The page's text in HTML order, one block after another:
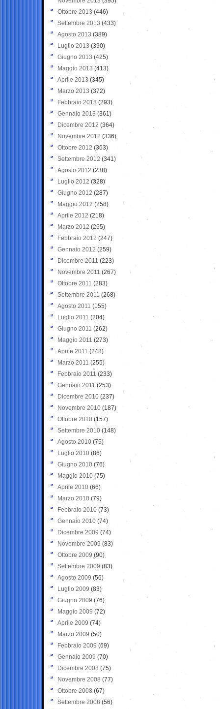
Ottobre 2013 (446)
Settembre 2013 (433)
Agosto 2013 (389)
Luglio 2013 (390)
Giugno 2013 (425)
Maggio 2013 (413)
Aprile 2013 (345)
Marzo 2013 (372)
Febbraio 2013 (293)
Gennaio 2013 (361)
Dicembre 2012 (364)
Novembre 2012 (336)
Ottobre 2012 (363)
Settembre 2012 (341)
Agosto 2012 (238)
Luglio 2012 (328)
Giugno 2012 (287)
Maggio 2012 (258)
Aprile 2012 (218)
Marzo 2012 (255)
Febbraio 2012 (247)
Gennaio 2012 (259)
Dicembre 2011 (223)
Novembre 2011 (267)
Ottobre 2011 (283)
Settembre 2011 (268)
Agosto 2011 (155)
Luglio 2011 (204)
Giugno 2011 (262)
Maggio 2011 (273)
Aprile 2011 (248)
Marzo 2011 (255)
Febbraio 2011 (233)
Gennaio 2011 (253)
Dicembre 2010 (237)
Novembre 2010 (187)
Ottobre 2010 (157)
Settembre 2010 (148)
Agosto 2010 (75)
Luglio 2010 (86)
Giugno 2010 (76)
Maggio 2010 (75)
Aprile 2010 (66)
Marzo 2010 (79)
Febbraio 2010 (73)
Gennaio 2010 (74)
Dicembre 2009 (74)
Novembre 2009 (83)
Ottobre 2009 (90)
Settembre 2009 (83)
Agosto 2009 (56)
Luglio 2009 (83)
Giugno 2009 (76)
Maggio 2009 (72)
Aprile 2009 (74)
Marzo 2009 (50)
Febbraio 2009 (69)
Gennaio 2009 (70)
Dicembre 2008 (75)
Novembre 2008 (77)
Ottobre 2008 (67)
Settembre 2008 (56)